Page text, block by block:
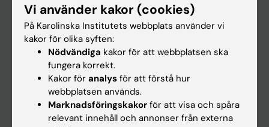
På gång
Nyheter
Kalender
Vi använder kakor (cookies)
På Karolinska Institutets webbplats använder vi
kakor för olika syften:
Nödvändiga kakor för att webbplatsen ska
fungera korrekt.
Kakor för analys för att förstå hur
webbplatsen används.
Marknadsföringskakor för att visa och spåra
relevant innehåll och annonser från externa